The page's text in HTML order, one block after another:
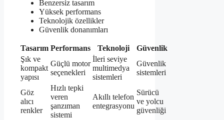
Benzersiz tasarım
Yüksek performans
Teknolojik özellikler
Güvenlik donanımları
Tasarım Performans Teknoloji
Güvenlik
Şık ve
kompakt
yapısı
Güçlü motor
seçenekleri
İleri seviye
multimedya
sistemleri
Güvenlik
sistemleri
Göz
alıcı
renkler
Hızlı tepki
veren
şanzıman
sistemi
Akıllı telefon
entegrasyonu
Sürücü
ve yolcu
güvenliği